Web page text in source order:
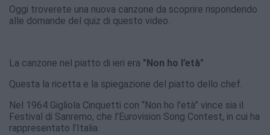
Oggi troverete una nuova canzone da scoprire rispondendo
alle domande del quiz di questo video.
La canzone nel piatto di ieri era "Non ho l’età"
Questa la ricetta e la spiegazione del piatto dello chef.
Nel 1964 Gigliola Cinquetti con “Non ho l’età” vince sia il
Festival di Sanremo, che l’Eurovision Song Contest, in cui ha
rappresentato l’Italia.